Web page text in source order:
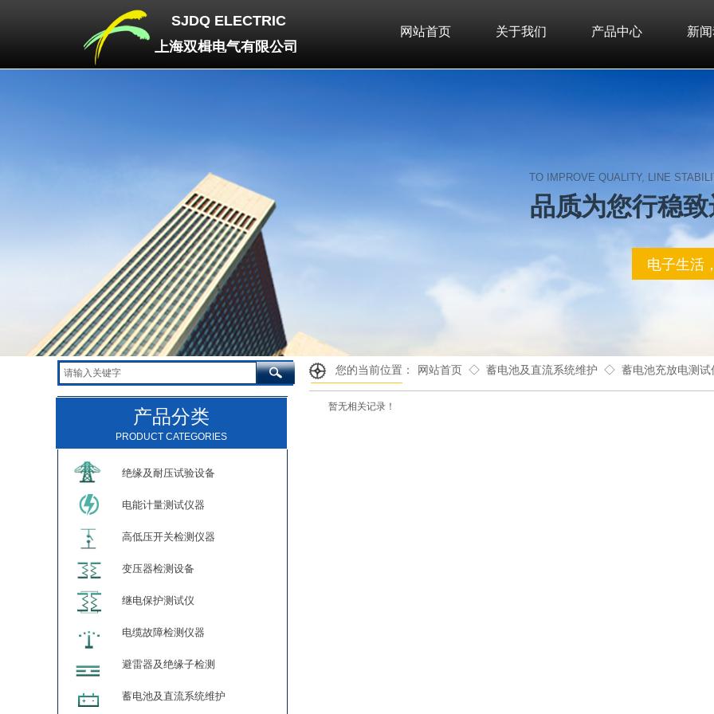
上海双楫电气有限公司
SJDQ ELECTRIC
网站首页 关于我们 产品中心 新
品 质, 为 您 行 稳
电子生活
TO IMPROVE QUALITY, LINE
您的当前位置： 网站首页 ◇ 蓄电池及直流系统维护 ◇ 蓄电池充放电测试
绝缘及耐压试验设备
电能计量测试仪器
高低压开关检测仪器
变压器检测设备
继电保护测试仪
电缆故障检测仪器
避雷器及绝缘子检测
蓄电池及直流系统维护
产品分类
PRODUCT CATEGORIES
暂无相关记录！